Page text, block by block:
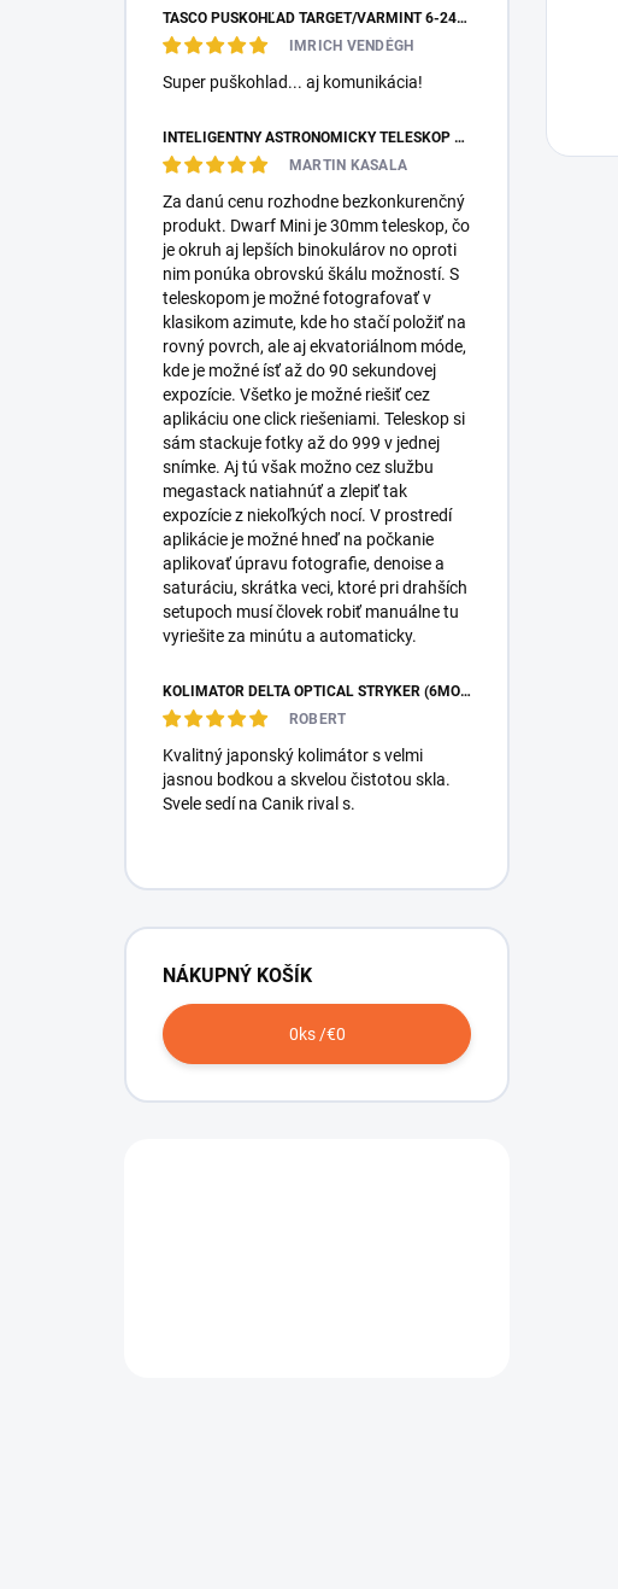
TASCO PUŠKOHĽAD TARGET/VARMINT 6-24X42 MILDOT
IMRICH VENDÉGH
Super puškohlad... aj komunikácia!
INTELIGENTNÝ ASTRONOMICKÝ TELESKOP DWARFLAB DWARF MINI
MARTIN KASALA
Za danú cenu rozhodne bezkonkurenčný
produkt. Dwarf Mini je 30mm teleskop, čo
je okruh aj lepších binokulárov no oproti
nim ponúka obrovskú škálu možností. S
teleskopom je možné fotografovať v
klasikom azimute, kde ho stačí položiť na
rovný povrch, ale aj ekvatoriálnom móde,
kde je možné ísť až do 90 sekundovej
expozície. Všetko je možné riešiť cez
aplikáciu one click riešeniami. Teleskop si
sám stackuje fotky až do 999 v jednej
snímke. Aj tú však možno cez službu
megastack natiahnúť a zlepiť tak
expozície z niekoľkých nocí. V prostredí
aplikácie je možné hneď na počkanie
aplikovať úpravu fotografie, denoise a
saturáciu, skrátka veci, ktoré pri drahších
setupoch musí človek robiť manuálne tu
vyriešite za minútu a automaticky.
KOLIMÁTOR DELTA OPTICAL STRYKER (6MOA)
ROBERT
Kvalitný japonský kolimátor s velmi
jasnou bodkou a skvelou čistotou skla.
Svele sedí na Canik rival s.
NÁKUPNÝ KOŠÍK
0ks /€0